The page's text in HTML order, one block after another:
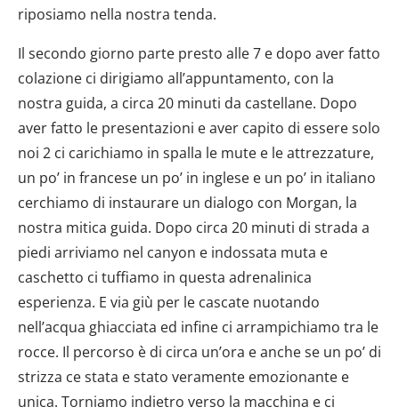
riposiamo nella nostra tenda.
Il secondo giorno parte presto alle 7 e dopo aver fatto
colazione ci dirigiamo all’appuntamento, con la
nostra guida, a circa 20 minuti da castellane. Dopo
aver fatto le presentazioni e aver capito di essere solo
noi 2 ci carichiamo in spalla le mute e le attrezzature,
un po’ in francese un po’ in inglese e un po’ in italiano
cerchiamo di instaurare un dialogo con Morgan, la
nostra mitica guida. Dopo circa 20 minuti di strada a
piedi arriviamo nel canyon e indossata muta e
caschetto ci tuffiamo in questa adrenalinica
esperienza. E via giù per le cascate nuotando
nell’acqua ghiacciata ed infine ci arrampichiamo tra le
rocce. Il percorso è di circa un’ora e anche se un po’ di
strizza ce stata e stato veramente emozionante e
unica. Torniamo indietro verso la macchina e ci